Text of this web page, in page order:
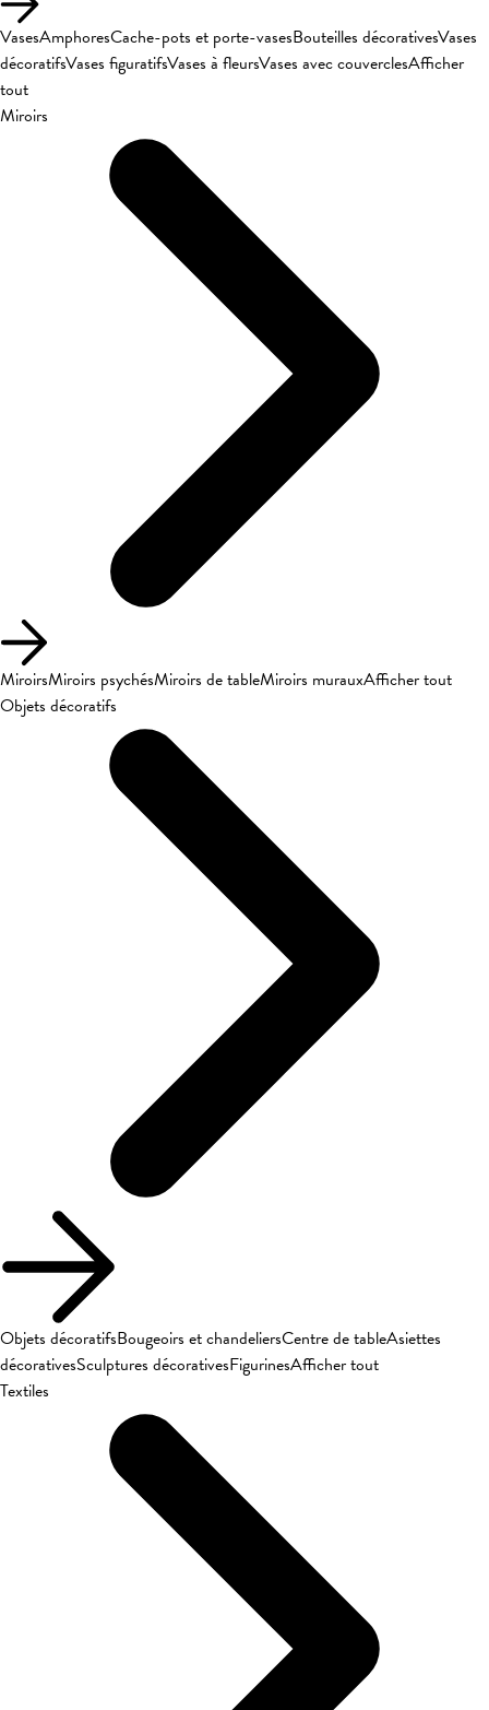
VasesAmphoresCache-pots et porte-vasesBouteilles décorativesVases
décoratifsVases figuratifsVases à fleursVases avec couverclesAfficher
tout
Miroirs
MiroirsMiroirs psychésMiroirs de tableMiroirs murauxAfficher tout
Objets décoratifs
Objets décoratifsBougeoirs et chandeliersCentre de tableAsiettes
décorativesSculptures décorativesFigurinesAfficher tout
Textiles